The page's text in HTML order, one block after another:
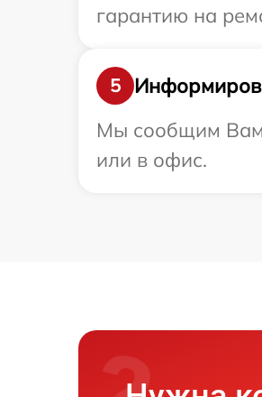
гарантию на
5
Мы сообщим Вам
или в офис.